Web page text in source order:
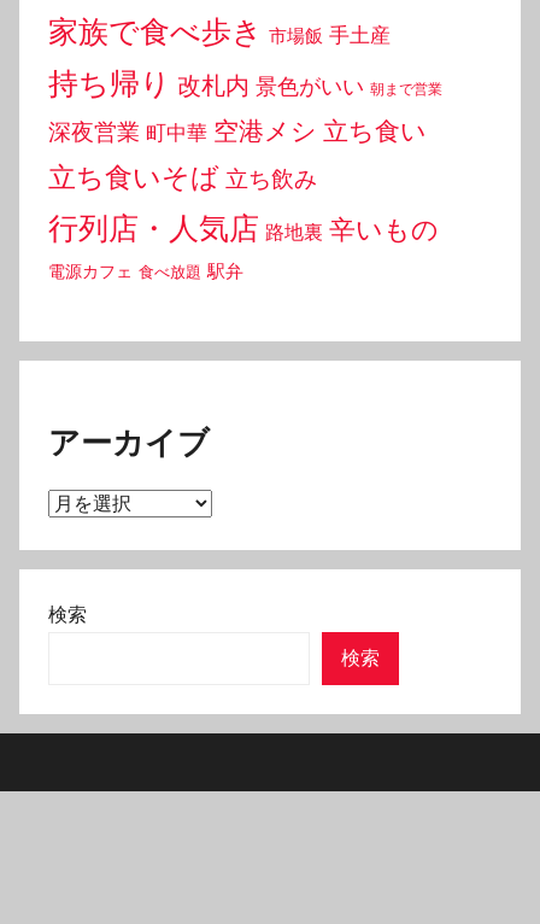
家族で食べ歩き 市場飯 手土産
持ち帰り 改札内 景色がいい 朝まで営業
深夜営業 町中華 空港メシ 立ち食い
立ち食いそば 立ち飲み
行列店・人気店 路地裏 辛いもの
電源カフェ 食べ放題 駅弁
アーカイブ
ア
カ
イ
検索
検索